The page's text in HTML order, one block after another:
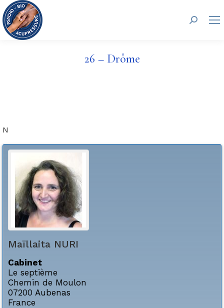
26 – Drôme
N
Maïllaita NURI
Cabinet
Le septième
Chemin de Moulon
07200 Aubenas
France